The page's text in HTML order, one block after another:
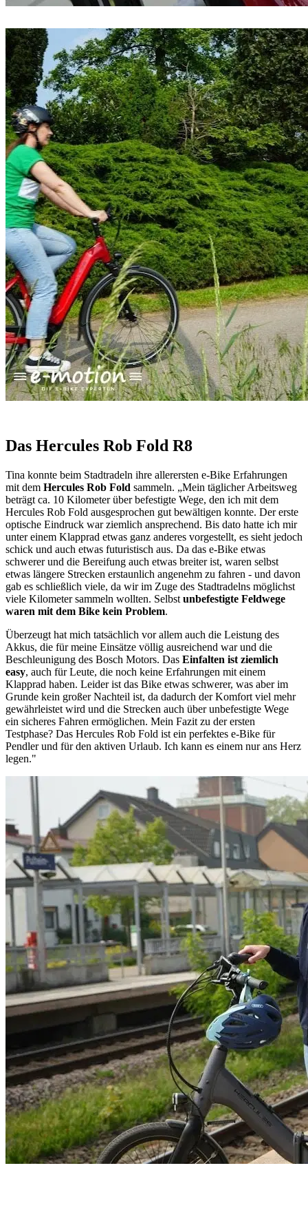
Das Hercules Rob Fold R8
Tina konnte beim Stadtradeln ihre allerersten e-Bike Erfahrungen
mit dem Hercules Rob Fold sammeln. „Mein täglicher Arbeitsweg
beträgt ca. 10 Kilometer über befestigte Wege, den ich mit dem
Hercules Rob Fold ausgesprochen gut bewältigen konnte. Der erste
optische Eindruck war ziemlich ansprechend. Bis dato hatte ich mir
unter einem Klapprad etwas ganz anderes vorgestellt, es sieht jedoch
schick und auch etwas futuristisch aus. Da das e-Bike etwas
schwerer und die Bereifung auch etwas breiter ist, waren selbst
etwas längere Strecken erstaunlich angenehm zu fahren - und davon
gab es schließlich viele, da wir im Zuge des Stadtradelns möglichst
viele Kilometer sammeln wollten. Selbst unbefestigte Feldwege
waren mit dem Bike kein Problem.
Überzeugt hat mich tatsächlich vor allem auch die Leistung des
Akkus, die für meine Einsätze völlig ausreichend war und die
Beschleunigung des Bosch Motors. Das Einfalten ist ziemlich
easy, auch für Leute, die noch keine Erfahrungen mit einem
Klapprad haben. Leider ist das Bike etwas schwerer, was aber im
Grunde kein großer Nachteil ist, da dadurch der Komfort viel mehr
gewährleistet wird und die Strecken auch über unbefestigte Wege
ein sicheres Fahren ermöglichen. Mein Fazit zu der ersten
Testphase? Das Hercules Rob Fold ist ein perfektes e-Bike für
Pendler und für den aktiven Urlaub. Ich kann es einem nur ans Herz
legen."